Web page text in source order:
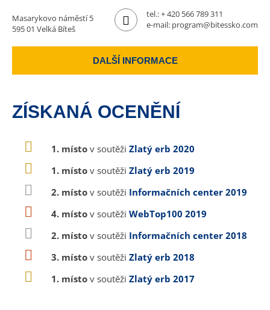
Masarykovo náměstí 5
595 01 Velká Bíteš
tel.:+ 420 566 789 311
e-mail: program@bitessko.com
DALŠÍ INFORMACE
ZÍSKANÁ OCENĚNÍ
1. místo v soutěži Zlatý erb 2020
1. místo v soutěži Zlatý erb 2019
2. místo v soutěži Informačních center 2019
4. místo v soutěži WebTop100 2019
2. místo v soutěži Informačních center 2018
3. místo v soutěži Zlatý erb 2018
1. místo v soutěži Zlatý erb 2017